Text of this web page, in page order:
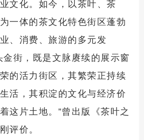
文化。如今，以茶叶、茶
一体的茶文化特色街区蓬勃
、消费、旅游的多元发
金街，既是文脉赓续的展示窗
的活力街区，其繁荣正持续
活，其积淀的文化与经济价
这片土地。”曾出版《茶叶之
评价。